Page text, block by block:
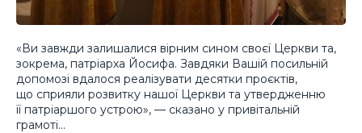
«Ви завжди залишалися вірним сином своєї Церкви та,
зокрема, патріарха Йосифа. Завдяки Вашій посильній
допомозі вдалося реалізувати десятки проєктів,
що сприяли розвитку нашої Церкви та утвердженню
її патріаршого устрою», — сказано у привітальній
грамоті…